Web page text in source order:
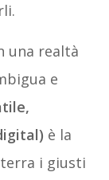
una realtà
e
è la
terra i giusti